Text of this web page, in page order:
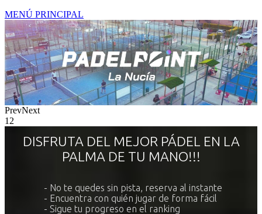
MENÚ PRINCIPAL
PrevNext
1 2
DISFRUTA DEL MEJOR PÁDEL EN LA
PALMA DE TU MANO!!!
- No te quedes sin pista, reserva al instante
- Encuentra con quién jugar de forma fácil
- Sigue tu progreso en el ranking